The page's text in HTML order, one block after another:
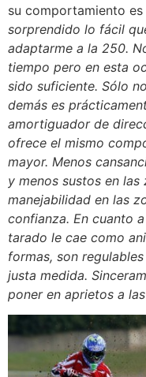
su comportamiento
sorprendido lo fácil
adaptarme a la 250.
tiempo pero en esta
sido suficiente. Sólo
demás es
amortiguador de
ofrece el mismo
mayor. Menos
y menos sustos en
manejabilidad en las
confianza. En cuanto
tarado le cae como
formas, son
justa medida.
poner en aprietos a